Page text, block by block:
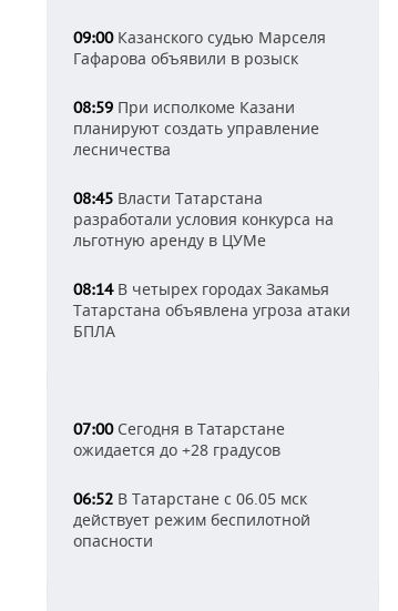
09:00Казанского судью Марселя
Гафарова объявили в розыск
08:59 При исполкоме Казани
планируют создать управление
лесничества
08:45 Власти Татарстана
разработали условия конкурса на
льготную аренду в ЦУМе
08:14В четырех городах Закамья
Татарстана объявлена угроза атаки
БПЛА
07:00Сегодня в Татарстане
ожидается до +28 градусов
06:52 В Татарстане с 06.05 мск
действует режим беспилотной
опасности